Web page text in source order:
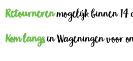
Retournerenmogelijk binnen 14
Kom langsin Wageningen voor